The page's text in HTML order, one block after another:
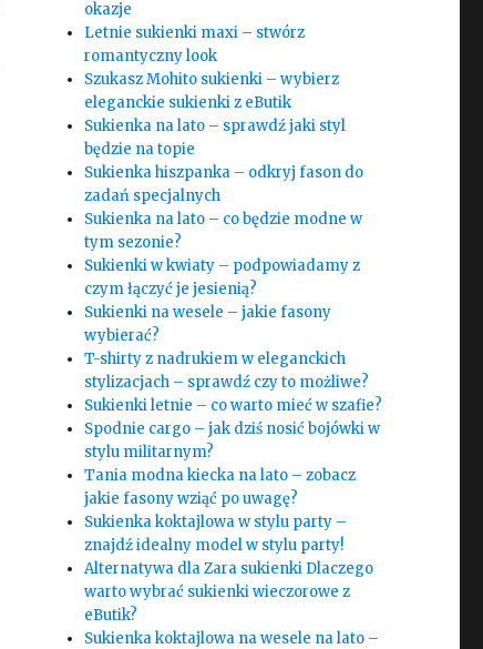
okazje
Letnie sukienki maxi – stwórz
romantyczny look
Szukasz Mohito sukienki – wybierz
eleganckie sukienki z eButik
Sukienka na lato – sprawdź jaki styl
będzie na topie
Sukienka hiszpanka – odkryj fason do
zadań specjalnych
Sukienka na lato – co będzie modne w
tym sezonie?
Sukienki w kwiaty – podpowiadamy z
czym łączyć je jesienią?
Sukienki na wesele – jakie fasony
wybierać?
T-shirty z nadrukiem w eleganckich
stylizacjach – sprawdź czy to możliwe?
Sukienki letnie – co warto mieć w szafie?
Spodnie cargo – jak dziś nosić bojówki w
stylu militarnym?
Tania modna kiecka na lato – zobacz
jakie fasony wziąć po uwagę?
Sukienka koktajlowa w stylu party –
znajdź idealny model w stylu party!
Alternatywa dla Zara sukienki Dlaczego
warto wybrać sukienki wieczorowe z
eButik?
Sukienka koktajlowa na wesele na lato –